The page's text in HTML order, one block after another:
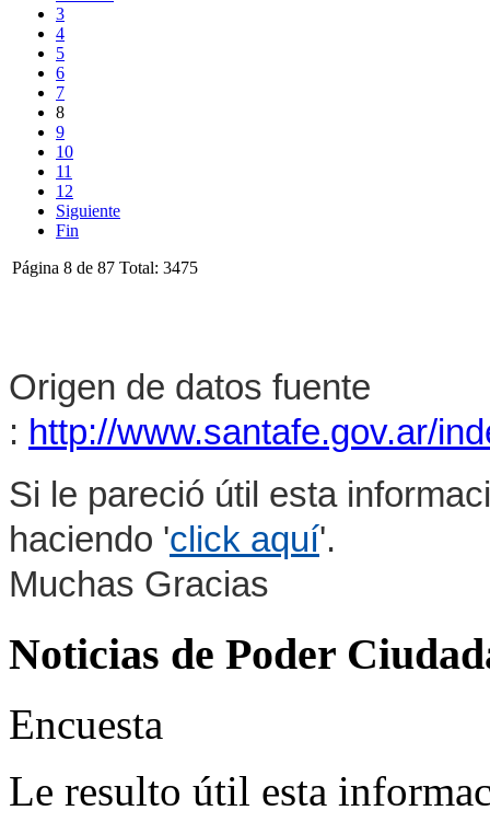
3
4
5
6
7
8
9
10
11
12
Siguiente
Fin
Página 8 de 87 Total: 3475
Origen de datos fuente
: http://www.santafe.gov.ar/
Si le pareció útil esta
haciendo 'click aquí'.
Muchas Gracias
Noticias de Poder
Encuesta
Le resulto útil esta